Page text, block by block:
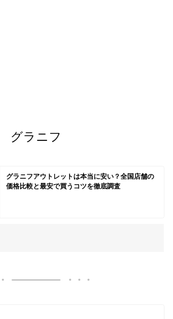
グラニフ
グラニフアウトレットは本当に安い？全国店舗の
価格比較と最安で買うコツを徹底調査